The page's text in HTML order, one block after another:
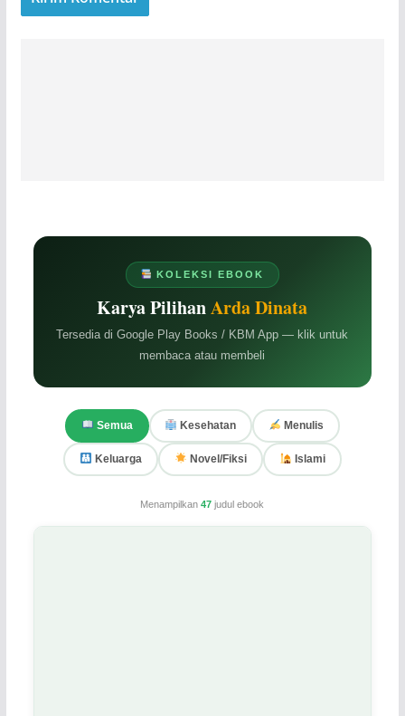
KOLEKSI EBOOK
Karya PilihanArda Dinata
Tersedia di Google Play Books / KBM App — klik untuk
membaca atau membeli
Semua Kesehatan Menulis
Keluarga Novel/Fiksi Islami
Menampilkan47 judul ebook